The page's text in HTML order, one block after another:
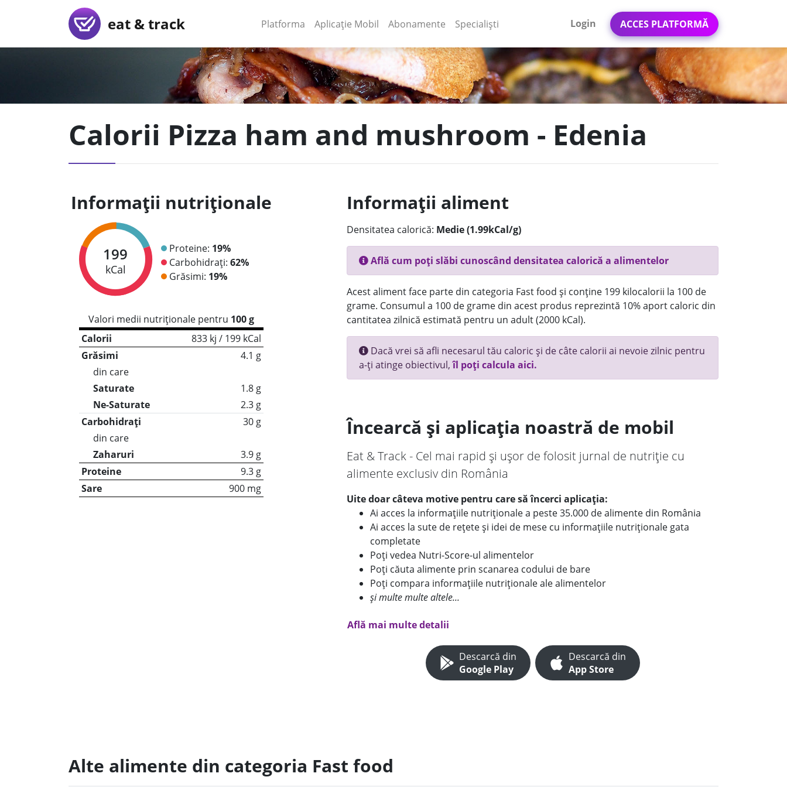
eat & track Platforma (current)
Aplicație Mobil (current)
Abonamente Specialiști Login ACCES PLATFORMĂ
Calorii Pizza ham and mushroom - Edenia
Informații nutriționale
199
kCal
Proteine: 19%
Carbohidrați: 62%
Grăsimi: 19%
Valori medii nutriționale pentru 100 g
Calorii
833 kj / 199 kCal
Grăsimi
4.1 g
din care
Saturate
1.8 g
Ne-Saturate
2.3 g
Carbohidrați
30 g
din care
Zaharuri
3.9 g
Proteine
9.3 g
Sare
900 mg
Informații aliment
Densitatea calorică: Medie (1.99kCal/g)
Află cum poți slăbi cunoscând densitatea calorică a alimentelor
Acest aliment face parte din categoria Fast food și conține 199 kilocalorii la 100 de
grame. Consumul a 100 de grame din acest produs reprezintă 10% aport caloric din
cantitatea zilnică estimată pentru un adult (2000 kCal).
Dacă vrei să afli necesarul tău caloric și de câte calorii ai nevoie zilnic pentru
a-ți atinge obiectivul,îl poți calcula aici.
Încearcă și aplicația noastră de mobil
Eat & Track - Cel mai rapid și ușor de folosit jurnal de nutriție cu
alimente exclusiv din România
Uite doar câteva motive pentru care să încerci aplicația:
Ai acces la informațiile nutriționale a peste 35.000 de alimente din România
Ai acces la sute de rețete și idei de mese cu informațiile nutriționale gata
completate
Poți vedea Nutri-Score-ul alimentelor
Poți căuta alimente prin scanarea codului de bare
Poți compara informațiile nutriționale ale alimentelor
și multe multe altele...
Află mai multe detalii
Descarcă din
Google Play
Descarcă din
App Store
Alte alimente din categoria Fast food